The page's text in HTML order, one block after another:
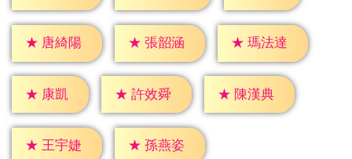
★ 唐綺陽 ★ 張韶涵 ★ 瑪法達
★ 康凱 ★ 許效舜 ★ 陳漢典
★ 王宇婕 ★ 孫燕姿